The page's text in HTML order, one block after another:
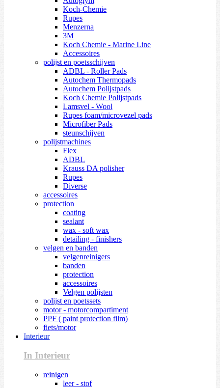
Koch-Chemie
Rupes
Menzerna
3M
Koch Chemie - Marine Line
Accessoires
polijst en poetsschijven
ADBL - Roller Pads
Autochem Thermopads
Autochem Polijstpads
Koch Chemie Polijstpads
Lamsvel - Wool
Rupes foam/microvezel pads
Microfiber Pads
steunschijven
polijstmachines
Flex
ADBL
Krauss DA polisher
Rupes
Diverse
accessoires
protection
coating
sealant
wax - soft wax
detailing - finishers
velgen en banden
velgenreinigers
banden
protection
accessoires
Velgen polijsten
polijst en poetssets
motor - motorcompartiment
PPF ( paint protection film)
fiets/motor
Interieur
In Interieur
reinigen
leer - stof